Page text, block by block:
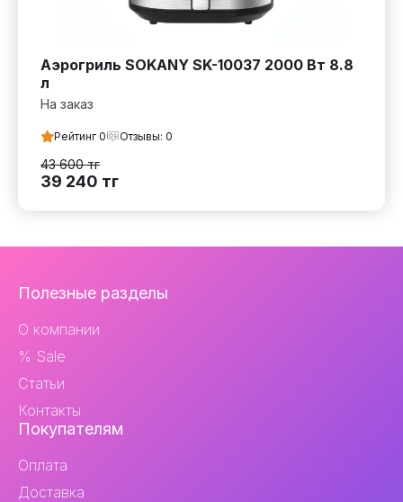
Аэрогриль SOKANY SK-10037 2000 Вт 8.8
л
На заказ
Рейтинг 0 Отзывы: 0
43 600тг
39 240 тг
Навигация
контакты
Полезные разделы
О компании
% Sale
Статьи
Контакты
Покупателям
Оплата
Доставка